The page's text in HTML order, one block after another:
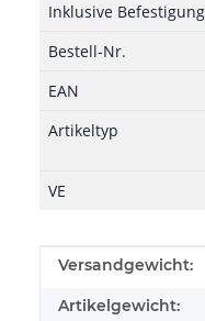
Inklusive
Bestell-Nr.
EAN
Artikeltyp
VE
Produkteigenschaft
Wert
Versandgewicht:
Artikelgewicht: